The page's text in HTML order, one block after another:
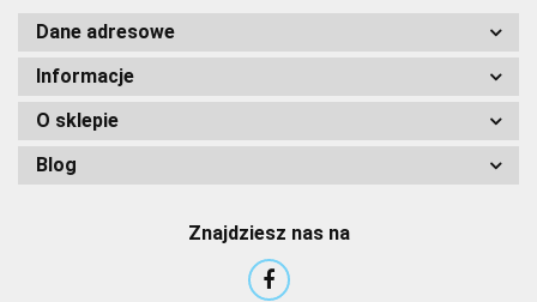
Dane adresowe
Informacje
O sklepie
Blog
Znajdziesz nas na